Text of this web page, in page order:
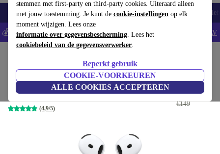
stemmen met first-party en third-party cookies. Uiteraard alleen
met jouw toestemming. Je kunt de cookie-instellingen op elk
moment wijzigen. Lees onze
informatie over gegevensbescherming. Lees het
cookiebeleid van de gegevensverwerker.
Beperkt gebruik
COOKIE-VOORKEUREN
ALLE COOKIES ACCEPTEREN
Smartphones Laptops Tablets Smartwatches Accessoires
💰Bespaar 5% EXTRA op alle iPhones - Code: IPHONEDEAL - AV
Apple AirPods 4e gen.
Wit | USB-C
(4,9/5)
€108,08
€149